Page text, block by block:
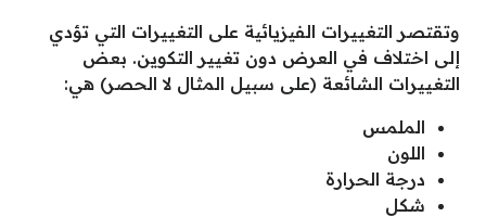
وتقتصر التغييرات الفيزيائية على التغييرات التي تؤدي
إلى اختلاف في العرض دون تغيير التكوين. بعض
التغييرات الشائعة (على سبيل المثال لا الحصر) هي:
الملمس
اللون
درجة الحرارة
شكل